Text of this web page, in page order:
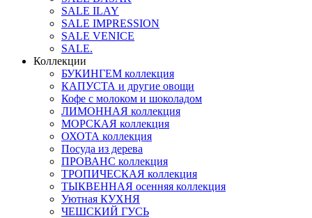
SALE ILAY
SALE IMPRESSION
SALE VENICE
SALE.
Коллекции
БУКИНГЕМ коллекция
КАПУСТА и другие овощи
Кофе с молоком и шоколадом
ЛИМОННАЯ коллекция
МОРСКАЯ коллекция
ОХОТА коллекция
Посуда из дерева
ПРОВАНС коллекция
ТРОПИЧЕСКАЯ коллекция
ТЫКВЕННАЯ осенняя коллекция
Уютная КУХНЯ
ЧЕШСКИЙ ГУСЬ